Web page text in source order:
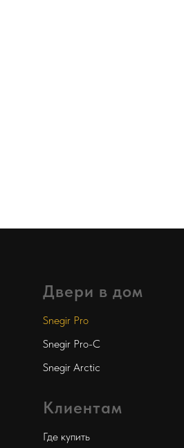
Двери в дом
Snegir Pro
Snegir Pro-C
Snegir Arctic
Клиентам
Где купить